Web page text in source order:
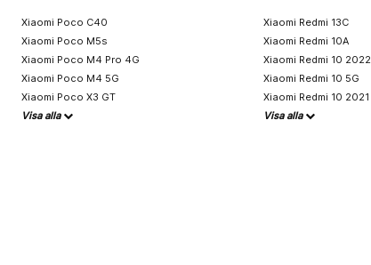
Xiaomi Poco C40
Xiaomi Poco M5s
Xiaomi Poco M4 Pro 4G
Xiaomi Poco M4 5G
Xiaomi Poco X3 GT
Visa alla
Xiaomi Redmi 13C
Xiaomi Redmi 10A
Xiaomi Redmi 10 2022
Xiaomi Redmi 10 5G
Xiaomi Redmi 10 2021
Visa alla